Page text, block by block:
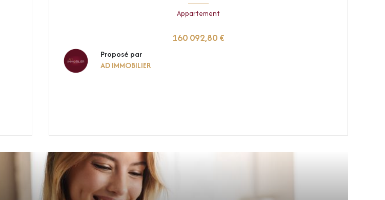
Appartement
160 092,80 €
Proposé par
AD IMMOBILIER